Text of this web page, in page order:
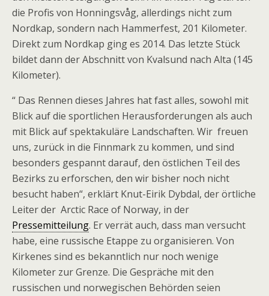
die Profis von Honningsvåg, allerdings nicht zum
Nordkap, sondern nach Hammerfest, 201 Kilometer.
Direkt zum Nordkap ging es 2014. Das letzte Stück
bildet dann der Abschnitt von Kvalsund nach Alta (145
Kilometer).
“ Das Rennen dieses Jahres hat fast alles, sowohl mit
Blick auf die sportlichen Herausforderungen als auch
mit Blick auf spektakuläre Landschaften. Wir freuen
uns, zurück in die Finnmark zu kommen, und sind
besonders gespannt darauf, den östlichen Teil des
Bezirks zu erforschen, den wir bisher noch nicht
besucht haben“, erklärt Knut-Eirik Dybdal, der örtliche
Leiter der Arctic Race of Norway, in der
Pressemitteilung. Er verrät auch, dass man versucht
habe, eine russische Etappe zu organisieren. Von
Kirkenes sind es bekanntlich nur noch wenige
Kilometer zur Grenze. Die Gespräche mit den
russischen und norwegischen Behörden seien